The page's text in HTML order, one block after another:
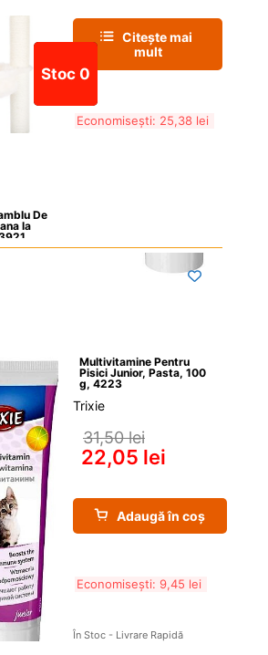
Stoc 0
De
la
Citește mai
mult
Economisești: 25,38 lei
Multivitamine Pentru
Pisici Junior, Pasta, 100
g, 4223
Trixie
31,50 lei
22,05 lei
Adaugă în coș
Economisești: 9,45 lei
În Stoc - Livrare Rapidă